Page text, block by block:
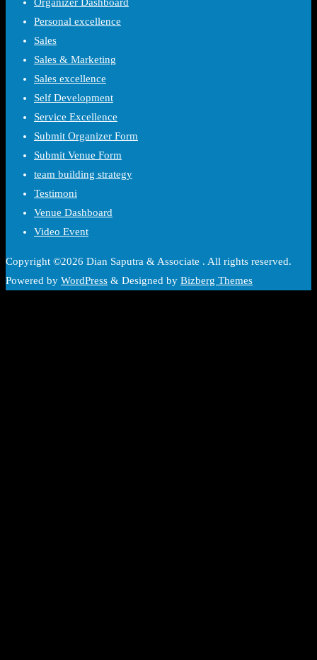
Organizer Dashboard
Personal excellence
Sales
Sales & Marketing
Sales excellence
Self Development
Service Excellence
Submit Organizer Form
Submit Venue Form
team building strategy
Testimoni
Venue Dashboard
Video Event
Copyright ©2026 Dian Saputra & Associate . All rights reserved.
Powered by WordPress & Designed by Bizberg Themes